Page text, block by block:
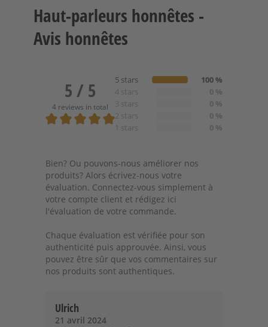
Haut-parleurs honnêtes -
Avis honnêtes
5 / 5
4 reviews in total
Note moyenne de 5 sur 5 étoiles
5 stars
100 %
4 stars
0 %
3 stars
0 %
2 stars
0 %
1 stars
0 %
Bien? Ou pouvons-nous améliorer nos
produits? Alors écrivez-nous votre
évaluation. Connectez-vous simplement à
votre compte client et rédigez ici
l'évaluation de votre commande.
Chaque évaluation est vérifiée pour son
authenticité puis approuvée. Ainsi, vous
pouvez être sûr que vos commentaires sur
nos produits sont authentiques.
Ulrich
21 avril 2024